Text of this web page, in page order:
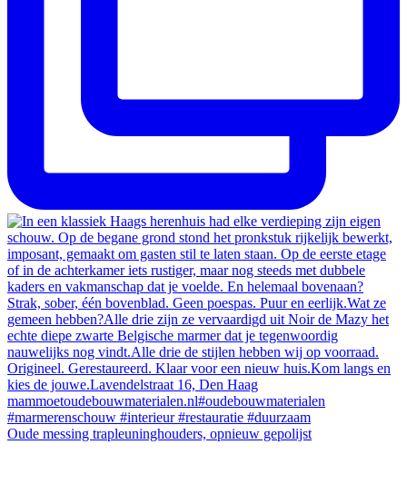
Oude messing trapleuninghouders, opnieuw gepolijst